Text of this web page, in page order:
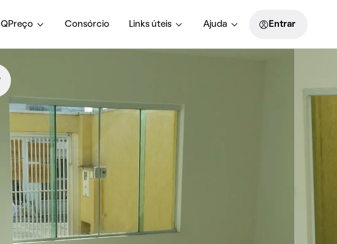
QPreço Consórcio Links úteis Ajuda Entrar